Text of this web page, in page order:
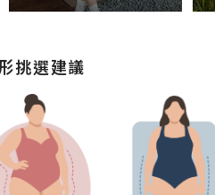
挑選建議